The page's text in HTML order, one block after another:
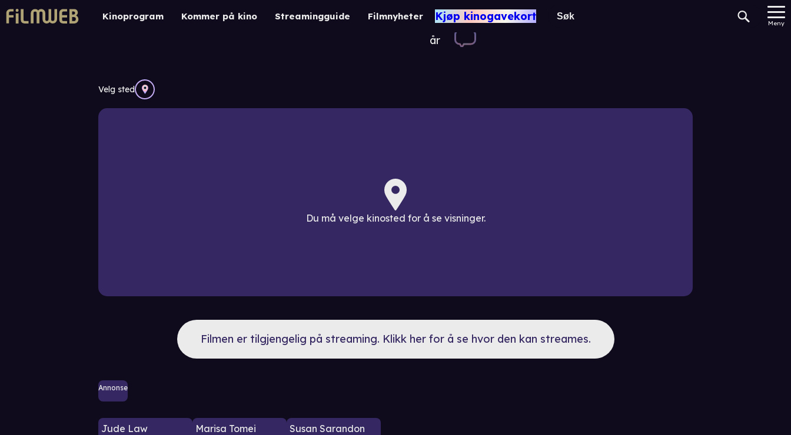
Kinoprogram Kommer på kino Streamingguide Filmnyheter Kjøp kinogavekort
Meny
11
år
1 t. 46 min. Komedie
Velg sted
Du må velge kinosted for å se visninger.
Filmen er tilgjengelig på streaming. Klikk her for å se hvor den kan streames.
Annonse
Jude Law Marisa Tomei Susan Sarandon